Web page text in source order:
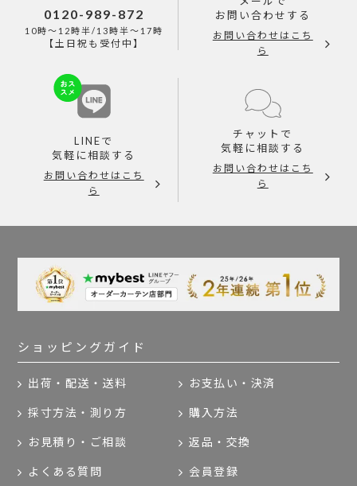
0120-989-872
10時～12時半/13時半～17時
【土日祝も受付中】
お問い合わせする
お問い合わせはこち
ら
LINEで
気軽に相談する
お問い合わせはこち
ら
チャットで
気軽に相談する
お問い合わせはこち
ら
ショッピングガイド
出荷・配送・送料 お支払い・決済
採寸方法・測り方 購入方法
お見積り・ご相談 返品・交換
よくある質問 会員登録